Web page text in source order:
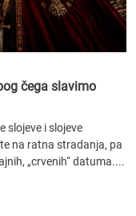
čega slavimo
slojeve i slojeve
na ratna stradanja, pa
„crvenih“ datuma....